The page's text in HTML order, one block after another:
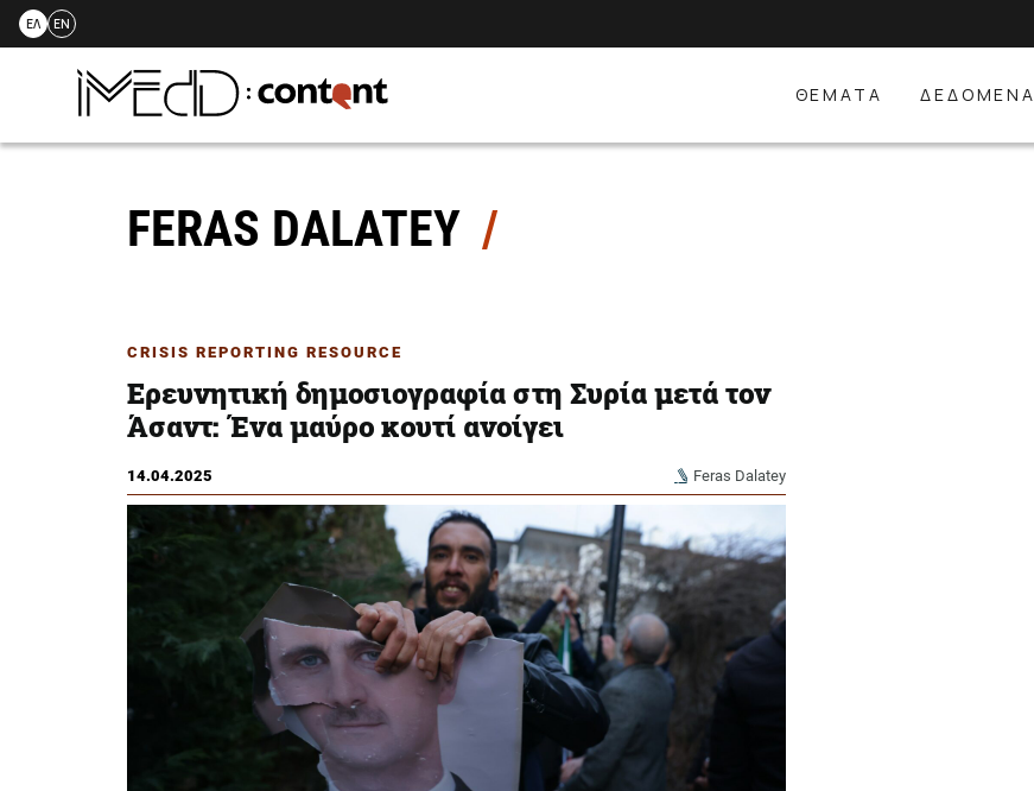
Skip
ΕΛ EN
ΘΕΜΑΤΑ ΔΕΔΟΜΕΝΑ
FERAS DALATEY
CRISIS REPORTING RESOURCE
Ερευνητική δημοσιογραφία στη Συρία μετά τον
Άσαντ: Ένα μαύρο κουτί ανοίγει
14.04.2025 Feras Dalatey